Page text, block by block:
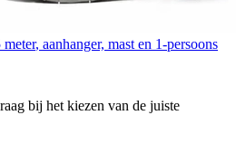
meter, aanhanger, mast en 1-persoons
bij het kiezen van de juiste